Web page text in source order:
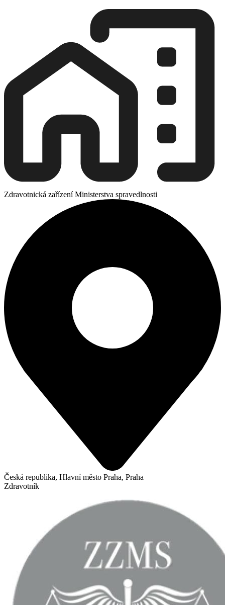
Zdravotnická zařízení Ministerstva spravedlnosti
Česká republika, Hlavní město Praha, Praha
Zdravotník